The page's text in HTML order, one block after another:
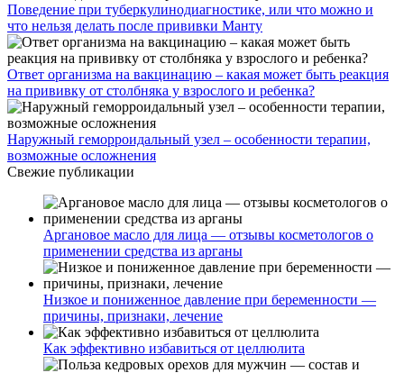
Поведение при туберкулинодиагностике, или что можно и
что нельзя делать после прививки Манту
Ответ организма на вакцинацию – какая может быть реакция
на прививку от столбняка у взрослого и ребенка?
Наружный геморроидальный узел – особенности терапии,
возможные осложнения
Свежие публикации
Аргановое масло для лица — отзывы косметологов о
применении средства из арганы
Низкое и пониженное давление при беременности —
причины, признаки, лечение
Как эффективно избавиться от целлюлита